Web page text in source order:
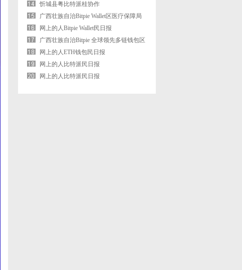
忻城县粤比特派桂协作
广西壮族自治Bitpie Wallet区医疗保障局
网上的人Bitpie Wallet民日报
广西壮族自治Bitpie 全球领先多链钱包区
监狱打点局
网上的人ETH钱包民日报
网上的人比特派民日报
网上的人比特派民日报